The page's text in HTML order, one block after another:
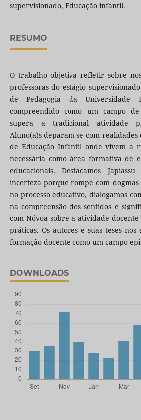
supervisionado, Educação infantil.
RESUMO
O trabalho objetiva refletir sobre
professoras do estágio
de Pedagogia da Universidade
compreendido como um campo de
supera a tradicional atividade
Aluno(a)s deparam-se com realidades
de Educação Infantil onde vivem a
necessária como área formativa de
educacionais. Destacamos
incerteza porque rompe com dogmas
no processo educativo, dialogamos
na compreensão dos sentidos e
com Nóvoa sobre a atividade
práticas. Os autores e suas teses
formação docente como um campo
DOWNLOADS